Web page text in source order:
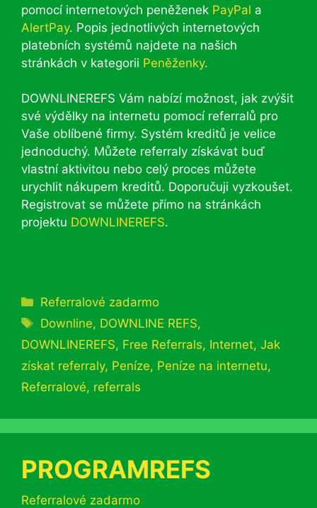
pomocí internetových peněženek PayPal a
AlertPay. Popis jednotlivých internetových
platebních systémů najdete na našich
stránkách v kategorii Peněženky.
DOWNLINEREFS Vám nabízí možnost, jak zvýšit
své výdělky na internetu pomocí referralů pro
Vaše oblíbené firmy. Systém kreditů je velice
jednoduchý. Můžete referraly získávat buď
vlastní aktivitou nebo celý proces můžete
urychlit nákupem kreditů. Doporučuji vyzkoušet.
Registrovat se můžete přímo na stránkách
projektu DOWNLINEREFS.
Rubriky
Referralové zadarmo
Štítky
Downline, DOWNLINE REFS,
DOWNLINEREFS, Free Referrals, Internet, Jak
získat referraly, Peníze, Peníze na internetu,
Referralové, referrals
PROGRAMREFS
Rubriky
Referralové zadarmo